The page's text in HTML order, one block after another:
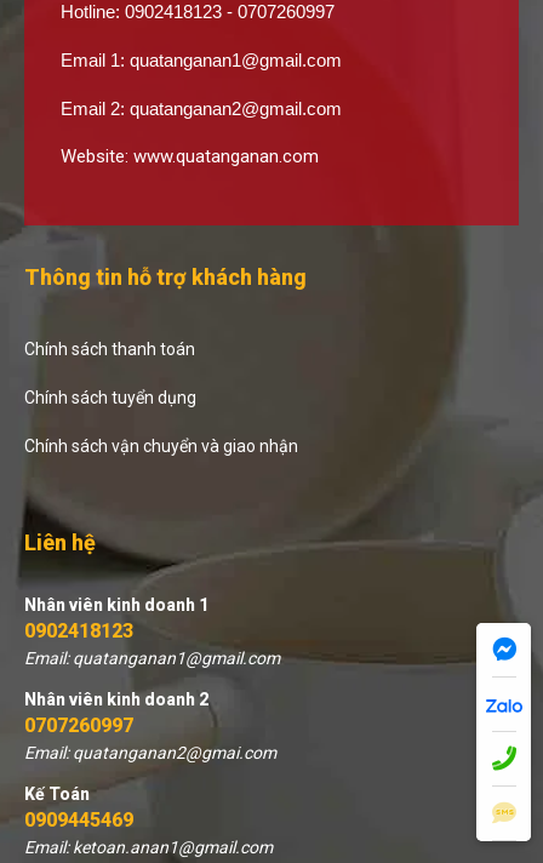
Hotline: 0902418123 - 0707260997
Email 1: quatanganan1@gmail.com
Email 2: quatanganan2@gmail.com
Website: www.quatanganan.com
Thông tin hỗ trợ khách hàng
Chính sách thanh toán
Chính sách tuyển dụng
Chính sách vận chuyển và giao nhận
Liên hệ
Nhân viên kinh doanh 1
0902418123
Email: quatanganan1@gmail.com
Nhân viên kinh doanh 2
0707260997
Email: quatanganan2@gmai.com
Kế Toán
0909445469
Email: ketoan.anan1@gmail.com